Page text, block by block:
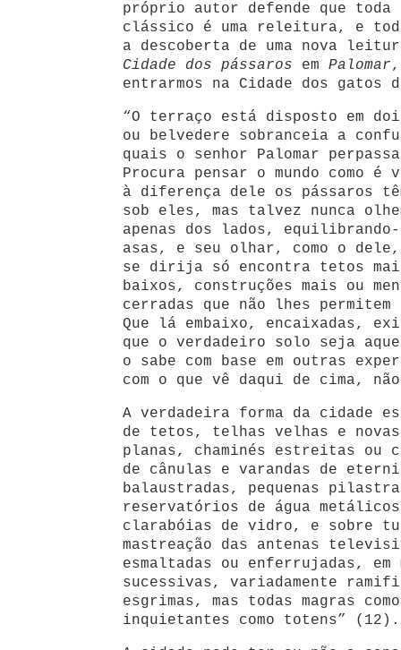
próprio autor defende que
clássico é uma releitura, e
a descoberta de uma nova
Cidade dos pássaros em Palomar,
entrarmos na Cidade dos gatos
“O terraço está disposto em
ou belvedere sobranceia a
quais o senhor Palomar
Procura pensar o mundo como
à diferença dele os pássaros
sob eles, mas talvez nunca
apenas dos lados, equilibrando-
asas, e seu olhar, como o
se dirija só encontra tetos
baixos, construções mais ou
cerradas que não lhes
Que lá embaixo, encaixadas,
que o verdadeiro solo seja
o sabe com base em outras
com o que vê daqui de cima,
A verdadeira forma da cidade
de tetos, telhas velhas e
planas, chaminés estreitas ou
de cânulas e varandas de
balaustradas, pequenas
reservatórios de água
clarabóias de vidro, e sobre
mastreação das antenas
esmaltadas ou enferrujadas, em
sucessivas, variadamente
esgrimas, mas todas magras
inquietantes como totens” (12).